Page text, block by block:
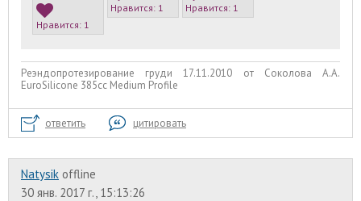
Нравится: 1
Нравится: 1 Нравится: 1
Реэндопротезирование груди 17.11.2010 от Соколова А.А.
EuroSilicone 385сс Medium Profile
ответить цитировать
Natysik offline
30 янв. 2017 г., 15:13:26